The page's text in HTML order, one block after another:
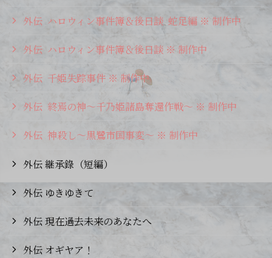
外伝 ハロウィン事件簿＆後日談 蛇足編 ※ 制作中
外伝 ハロウィン事件簿＆後日談 ※ 制作中
外伝 千姫失踪事件 ※ 制作中
外伝 終焉の神～千乃姫諸島奪還作戦～ ※ 制作中
外伝 神殺し～黒鷺市国事変～ ※ 制作中
外伝 継承錄（短編）
外伝 ゆきゆきて
外伝 現在過去未来のあなたへ
外伝 オギヤア！